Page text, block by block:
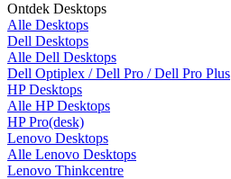
Ontdek Desktops
Alle Desktops
Dell Desktops
Alle Dell Desktops
Dell Optiplex / Dell Pro / Dell Pro Plus
HP Desktops
Alle HP Desktops
HP Pro(desk)
Lenovo Desktops
Alle Lenovo Desktops
Lenovo Thinkcentre